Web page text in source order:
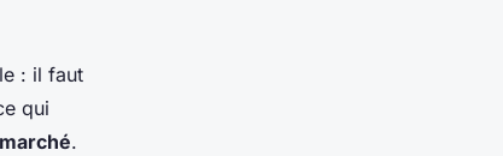
: il faut
qui
marché.